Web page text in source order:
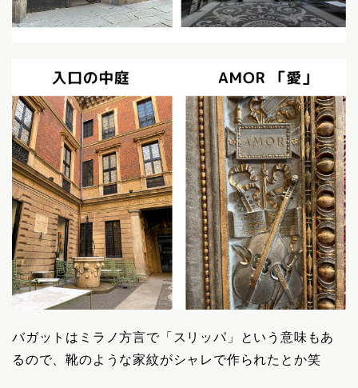
バガットはミラノ方言で「スリッパ」という意味もあ
るので、靴のような家紋がシャレで作られたとか笑